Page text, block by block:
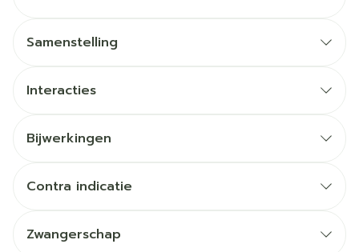
Samenstelling
Interacties
Bijwerkingen
Contra indicatie
Zwangerschap